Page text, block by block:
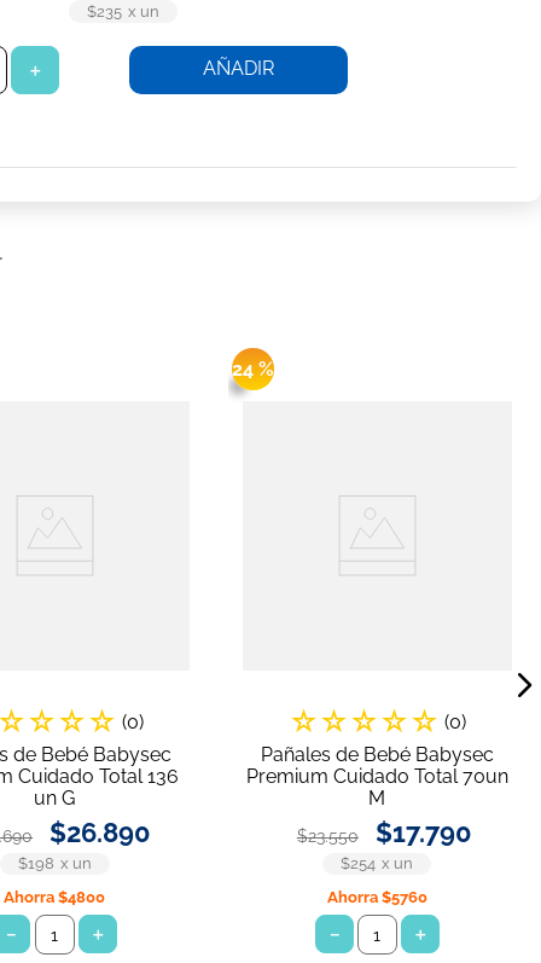
$235 x un
＋ AÑADIR
☆☆☆☆ (0)
de Bebé Babysec
Cuidado Total 136
un G
.690 $26.890
$198 x un
Ahorra$4800
＋
－
24 %
☆☆☆☆☆ (0)
Pañales de Bebé Babysec
Premium Cuidado Total 70un
M
$23.550 $17.790
$254 x un
Ahorra $5760
＋
－